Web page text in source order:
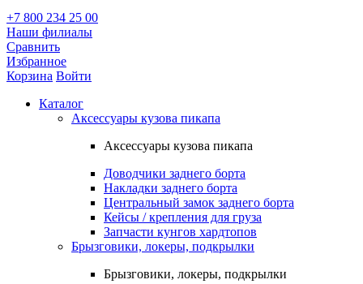
+7 800 234 25 00
Наши филиалы
Сравнить
Избранное
Корзина Войти
Каталог
Аксессуары кузова пикапа
Аксессуары кузова пикапа
Доводчики заднего борта
Накладки заднего борта
Центральный замок заднего борта
Кейсы / крепления для груза
Запчасти кунгов хардтопов
Брызговики, локеры, подкрылки
Брызговики, локеры, подкрылки